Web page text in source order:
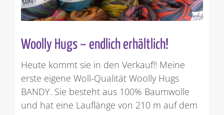
Woolly Hugs – endlich erhältlich!
Heute kommt sie in den Verkauf!! Meine
erste eigene Woll-Qualität Woolly Hugs
BANDY. Sie besteht aus 100% Baumwolle
und hat eine Lauflänge von 210 m auf dem